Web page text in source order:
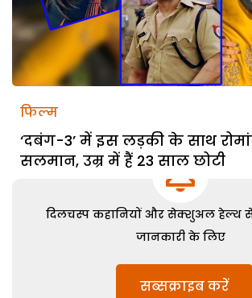
फिल्म
‘दबंग-3’ में इस लड़की के साथ
सलमान, उम्र में हैं 23 साल छोटी
दिलचस्प कहानियों और सेक्शुअल हेल्थ
जानकारी के लिए
सब्सक्राइब करें